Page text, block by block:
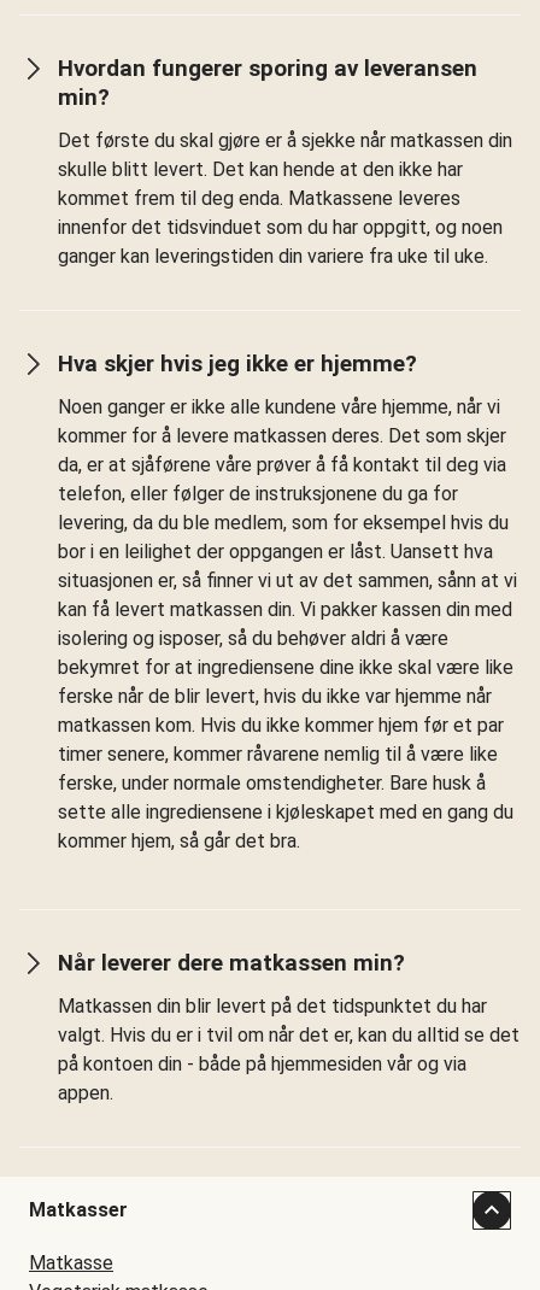
Hvordan fungerer sporing av leveransen
min?
Det første du skal gjøre er å sjekke når matkassen din
skulle blitt levert. Det kan hende at den ikke har
kommet frem til deg enda. Matkassene leveres
innenfor det tidsvinduet som du har oppgitt, og noen
ganger kan leveringstiden din variere fra uke til uke.
Hva skjer hvis jeg ikke er hjemme?
Noen ganger er ikke alle kundene våre hjemme, når vi
kommer for å levere matkassen deres. Det som skjer
da, er at sjåførene våre prøver å få kontakt til deg via
telefon, eller følger de instruksjonene du ga for
levering, da du ble medlem, som for eksempel hvis du
bor i en leilighet der oppgangen er låst. Uansett hva
situasjonen er, så finner vi ut av det sammen, sånn at vi
kan få levert matkassen din. Vi pakker kassen din med
isolering og isposer, så du behøver aldri å være
bekymret for at ingrediensene dine ikke skal være like
ferske når de blir levert, hvis du ikke var hjemme når
matkassen kom. Hvis du ikke kommer hjem før et par
timer senere, kommer råvarene nemlig til å være like
ferske, under normale omstendigheter. Bare husk å
sette alle ingrediensene i kjøleskapet med en gang du
kommer hjem, så går det bra.
Når leverer dere matkassen min?
Matkassen din blir levert på det tidspunktet du har
valgt. Hvis du er i tvil om når det er, kan du alltid se det
på kontoen din - både på hjemmesiden vår og via
appen.
Matkasser
Matkasse